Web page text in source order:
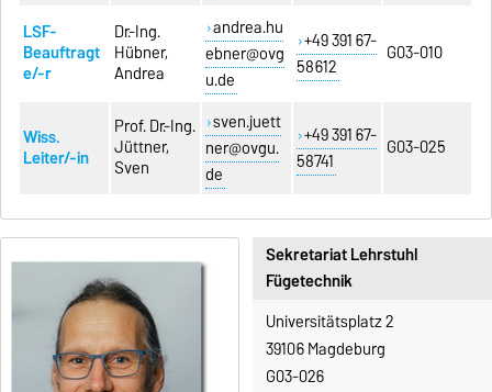
LSF-
Beauftragt
e/-r
Dr.-Ing.
Hübner,
Andrea
andrea.hu
ebner@ovg
u.de
+49 391 67-
58612
G03-010
Wiss.
Leiter/-in
Prof. Dr.-Ing.
Jüttner,
Sven
sven.juett
ner@ovgu.
de
+49 391 67-
58741
G03-025
Sekretariat Lehrstuhl
Fügetechnik
Universitätsplatz 2
39106 Magdeburg
G03-026